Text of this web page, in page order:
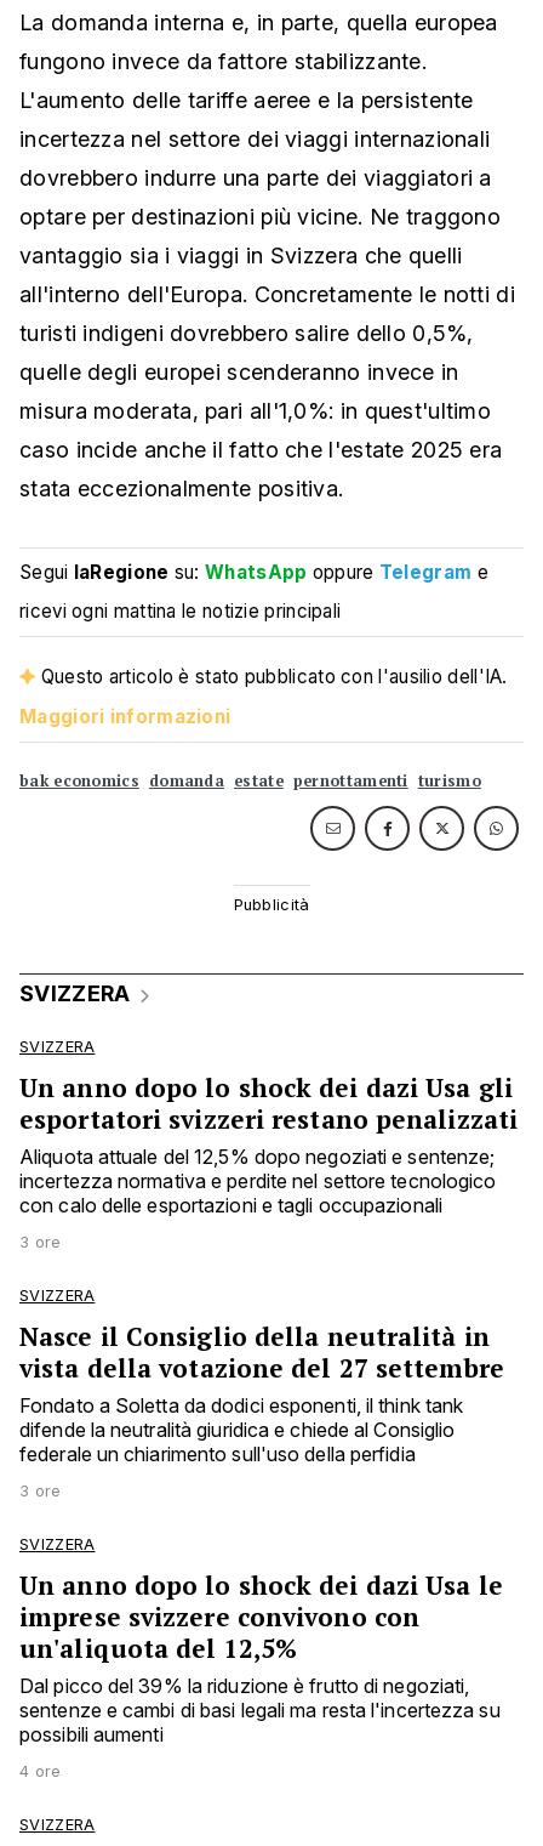
La domanda interna e, in parte, quella europea
fungono invece da fattore stabilizzante.
L'aumento delle tariffe aeree e la persistente
incertezza nel settore dei viaggi internazionali
dovrebbero indurre una parte dei viaggiatori a
optare per destinazioni più vicine. Ne traggono
vantaggio sia i viaggi in Svizzera che quelli
all'interno dell'Europa. Concretamente le notti di
turisti indigeni dovrebbero salire dello 0,5%,
quelle degli europei scenderanno invece in
misura moderata, pari all'1,0%: in quest'ultimo
caso incide anche il fatto che l'estate 2025 era
stata eccezionalmente positiva.
Segui laRegione su:WhatsApp oppure Telegram e
ricevi ogni mattina le notizie principali
Questo articolo è stato pubblicato con l'ausilio dell'IA.
Maggiori informazioni
bak economics domanda estate pernottamenti turismo
SVIZZERA
SVIZZERA
Un anno dopo lo shock dei dazi Usa gli
esportatori svizzeri restano penalizzati
Aliquota attuale del 12,5% dopo negoziati e sentenze;
incertezza normativa e perdite nel settore tecnologico
con calo delle esportazioni e tagli occupazionali
3 ore
SVIZZERA
Nasce il Consiglio della neutralità in
vista della votazione del 27 settembre
Fondato a Soletta da dodici esponenti, il think tank
difende la neutralità giuridica e chiede al Consiglio
federale un chiarimento sull'uso della perfidia
3 ore
SVIZZERA
Un anno dopo lo shock dei dazi Usa le
imprese svizzere convivono con
un'aliquota del 12,5%
Dal picco del 39% la riduzione è frutto di negoziati,
sentenze e cambi di basi legali ma resta l'incertezza su
possibili aumenti
4 ore
SVIZZERA